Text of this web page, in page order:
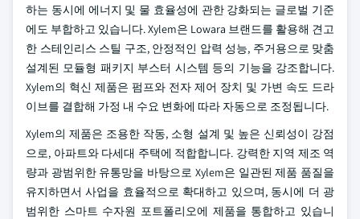
하는 동시에 에너지 및 물 효율성에 관한 강화되는 글로벌 기준
에도 부합하고 있습니다. Xylem은 Lowara 브랜드를 활용해 견고
한 스테인리스 스틸 구조, 안정적인 압력 성능, 주거용으로 맞춤
설계된 모듈형 패키지 부스터 시스템 등의 기능을 강조합니다.
Xylem의 혁신 제품은 펌프와 전자 제어 장치 및 가변 속도 드라
이브를 결합해 가정 내 수요 변화에 따라 자동으로 조정됩니다.
Xylem의 제품은 조용한 작동, 소형 설계 및 높은 신뢰성이 강점
으로, 아파트와 다세대 주택에 적합합니다. 강력한 지역 제조 역
량과 광범위한 유통망을 바탕으로 Xylem은 일관된 제품 품질을
유지하면서 사업을 효율적으로 확대하고 있으며, 동시에 더 광
범위한 스마트 수자원 포트폴리오에 제품을 통합하고 있습니